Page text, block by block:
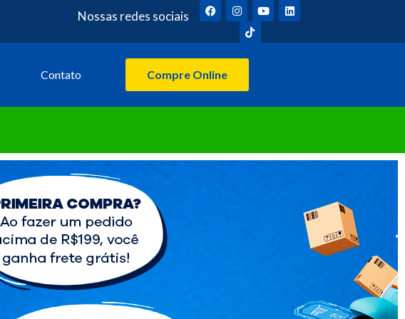
Nossas redes sociais
Contato Compre Online